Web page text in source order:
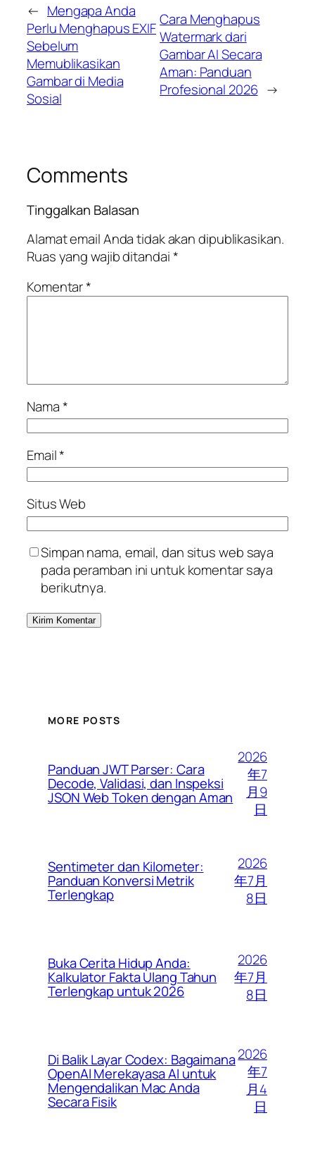
← Mengapa Anda
Perlu Menghapus EXIF
Sebelum
Memublikasikan
Gambar di Media
Sosial
Cara Menghapus
Watermark dari
Gambar AI Secara
Aman: Panduan
Profesional 2026 →
Comments
Tinggalkan Balasan
Alamat email Anda tidak akan dipublikasikan.
Ruas yang wajib ditandai*
Komentar*
Nama*
Email*
Situs Web
Simpan nama, email, dan situs web saya
pada peramban ini untuk komentar saya
berikutnya.
MORE POSTS
Panduan JWT Parser: Cara
Decode, Validasi, dan Inspeksi
JSON Web Token dengan Aman
2026
年7
月9
日
Sentimeter dan Kilometer:
Panduan Konversi Metrik
Terlengkap
2026
年7月
8日
Buka Cerita Hidup Anda:
Kalkulator Fakta Ulang Tahun
Terlengkap untuk 2026
2026
年7月
8日
Di Balik Layar Codex: Bagaimana
OpenAI Merekayasa AI untuk
Mengendalikan Mac Anda
Secara Fisik
2026
年7
月4
日